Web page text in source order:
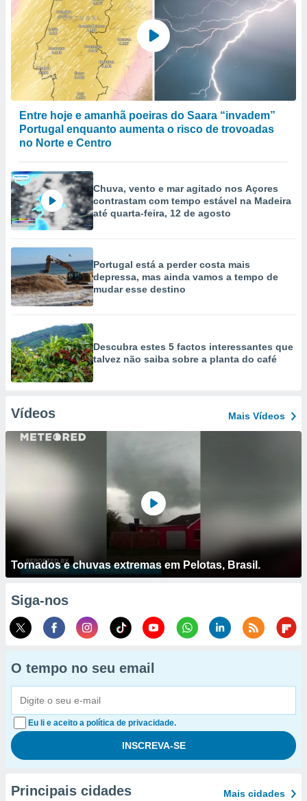
Entre hoje e amanhã poeiras do Saara “invadem”
Portugal enquanto aumenta o risco de trovoadas
no Norte e Centro
Chuva, vento e mar agitado nos Açores
contrastam com tempo estável na Madeira
até quarta-feira, 12 de agosto
Portugal está a perder costa mais
depressa, mas ainda vamos a tempo de
mudar esse destino
Descubra estes 5 factos interessantes que
talvez não saiba sobre a planta do café
Vídeos Mais Vídeos
Tornados e chuvas extremas em Pelotas, Brasil.
Siga-nos
O tempo no seu email
Eu li e aceito a política de privacidade.
Principais cidades Mais cidades